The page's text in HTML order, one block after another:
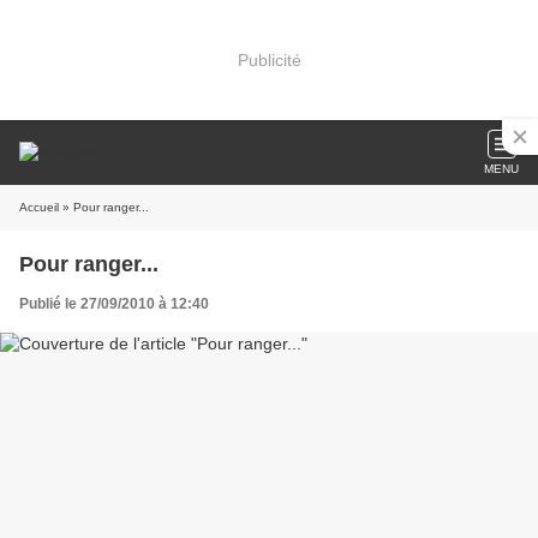
Publicité
MENU
Accueil » Pour ranger...
Pour ranger...
Publié le 27/09/2010 à 12:40